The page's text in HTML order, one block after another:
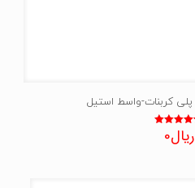
کربنات-واسط استیل
نمره
5.00
ریال0